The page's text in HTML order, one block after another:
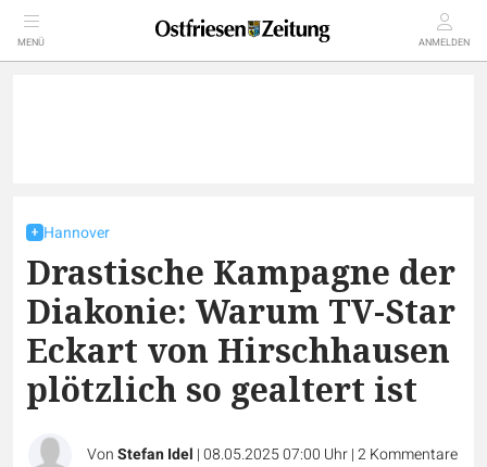
MENÜ ANMELDEN
Hannover
Drastische Kampagne der
Diakonie: Warum TV-Star
Eckart von Hirschhausen
plötzlich so gealtert ist
VonStefan Idel |08.05.2025 07:00 Uhr|2Kommentare